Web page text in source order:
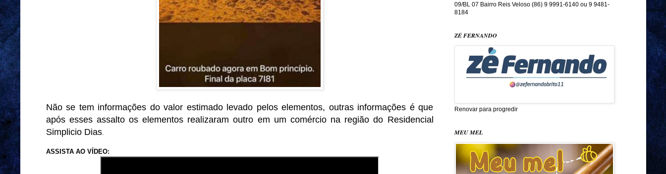
Não se tem informações do valor estimado levado pelos elementos, outras informações é que
após esses assalto os elementos realizaram outro em um comércio na região do Residencial
Simplicio Dias.
ASSISTA AO VÍDEO:
09/BL 07 Bairro Reis Veloso (86) 9 9991-6140 ou 9 9481-
8184
ZÉ FERNANDO
Renovar para progredir
MEU MEL